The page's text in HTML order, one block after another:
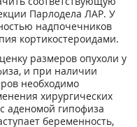
Парлодела ЛАР. У
надпочечников
кортикостероидами.
размеров опухоли у
и при наличии
необходимо
хирургических
аденомой гипофиза
беременность,